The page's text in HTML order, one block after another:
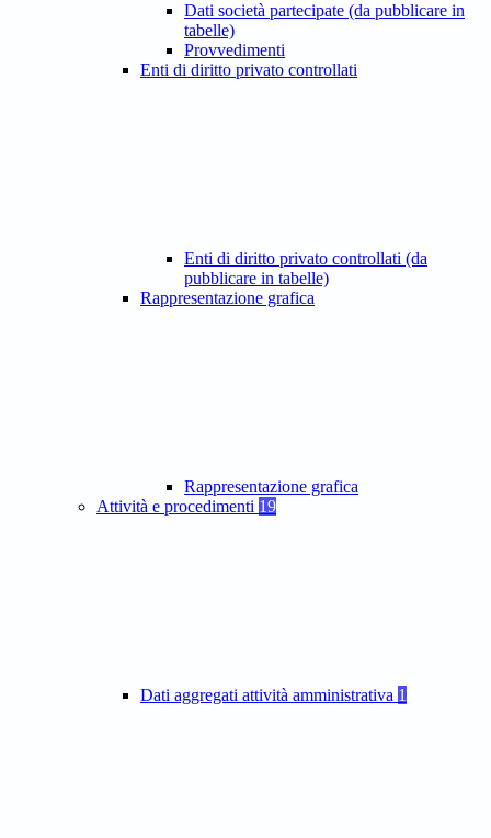
Dati società partecipate (da pubblicare in
tabelle)
Provvedimenti
Enti di diritto privato controllati
Enti di diritto privato controllati (da
pubblicare in tabelle)
Rappresentazione grafica
Rappresentazione grafica
Attività e procedimenti 19
Dati aggregati attività amministrativa 1